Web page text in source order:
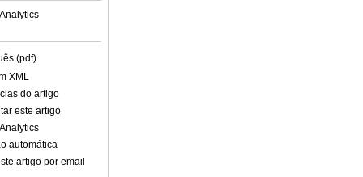
(pdf)
XML
do artigo
este artigo
automática
artigo por email